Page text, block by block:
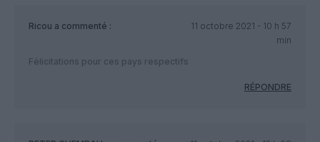
Ricou a commenté :
11 octobre 2021 - 10 h 57
min
Félicitations pour ces pays respectifs
RÉPONDRE